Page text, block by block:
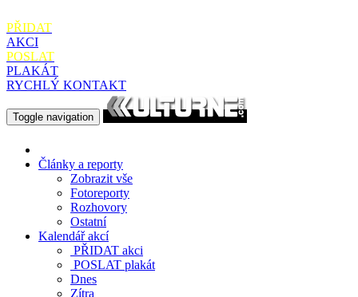
PŘIDAT
AKCI
POSLAT
PLAKÁT
RYCHLÝ KONTAKT
Toggle navigation
Články a reporty
Zobrazit vše
Fotoreporty
Rozhovory
Ostatní
Kalendář akcí
PŘIDAT akci
POSLAT plakát
Dnes
Zítra